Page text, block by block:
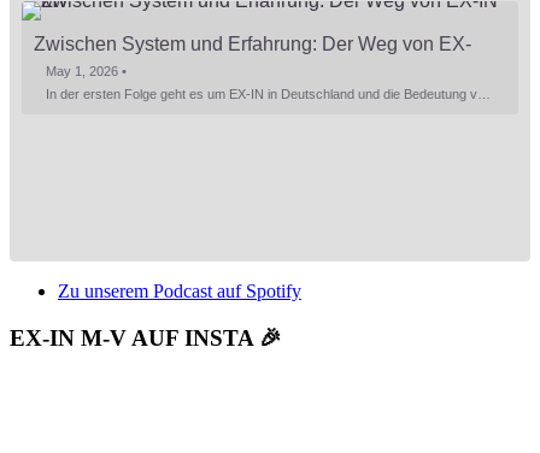
TEILEN
Zwischen System und Erfahrung: Der Weg von EX-
IN MV
May 1, 2026 •
Zu unserem Podcast auf Spotify
EX-IN M-V AUF INSTA 🎉